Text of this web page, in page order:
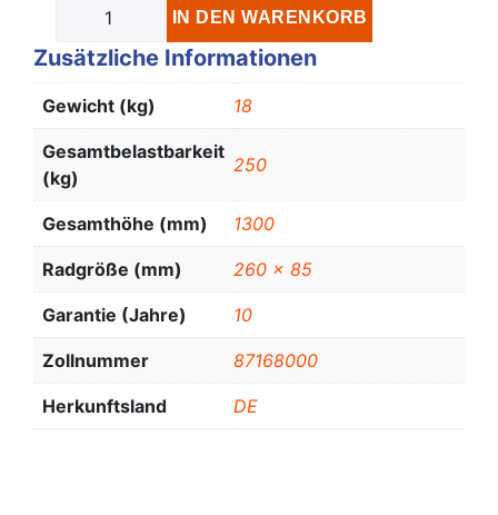
IN DEN WARENKORB
Zusätzliche Informationen
Gewicht (kg) 18
Gesamtbelastbarkeit
(kg)
250
Gesamthöhe (mm) 1300
Radgröße (mm) 260 x 85
Garantie (Jahre) 10
Zollnummer 87168000
Herkunftsland DE